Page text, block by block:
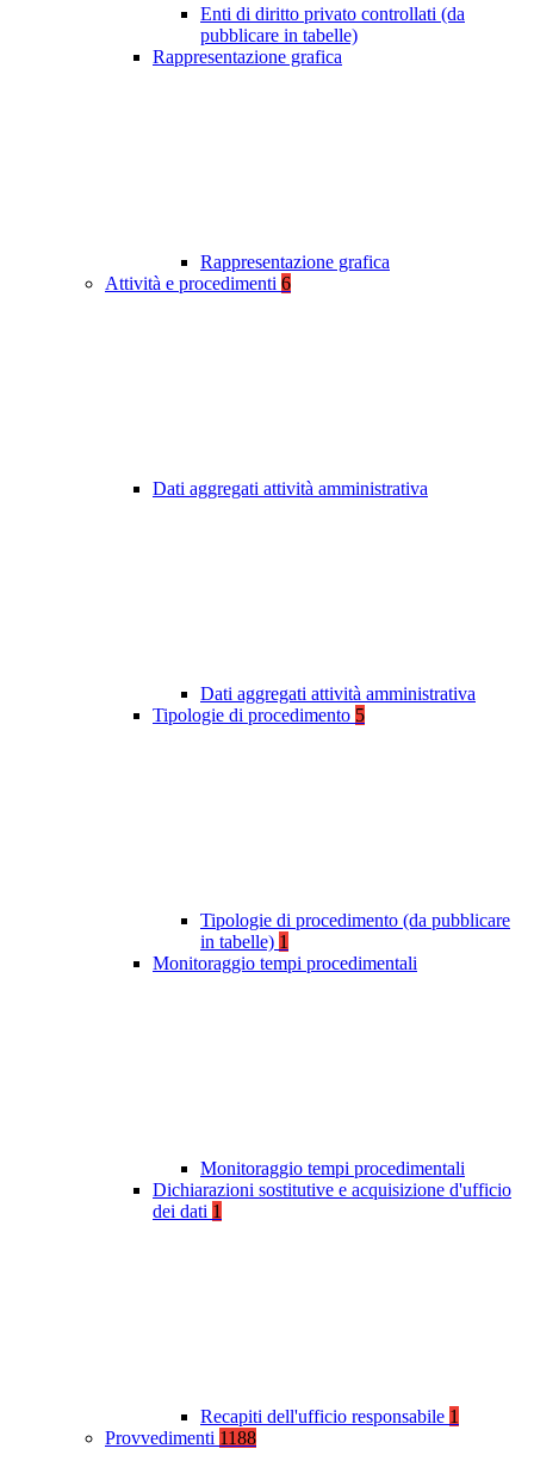
Enti di diritto privato controllati (da
pubblicare in tabelle)
Rappresentazione grafica
Rappresentazione grafica
Attività e procedimenti 6
Dati aggregati attività amministrativa
Dati aggregati attività amministrativa
Tipologie di procedimento 5
Tipologie di procedimento (da pubblicare
in tabelle) 1
Monitoraggio tempi procedimentali
Monitoraggio tempi procedimentali
Dichiarazioni sostitutive e acquisizione d'ufficio
dei dati 1
Recapiti dell'ufficio responsabile 1
Provvedimenti 1188